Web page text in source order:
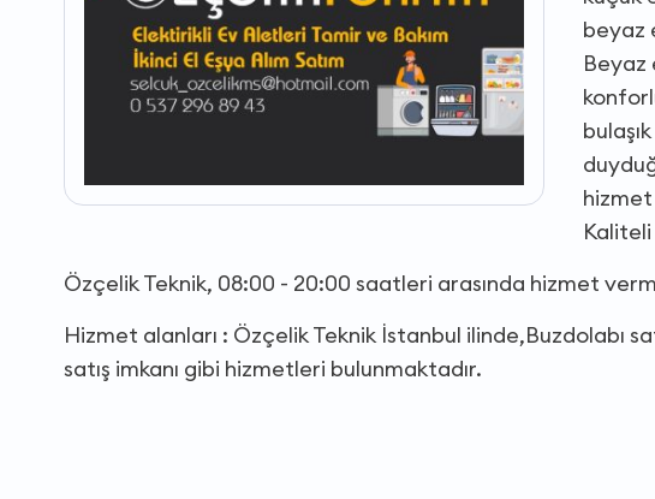
beyaz
Beyaz
hizmet
Özçelik Teknik, 08:00 - 20:00 saatleri arasında hizmet
Hizmet alanları : Özçelik Teknik İstanbul ilinde,Buzdolabı
satış imkanı gibi hizmetleri bulunmaktadır.